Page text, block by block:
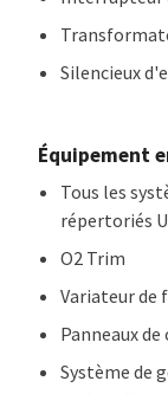
Silencieux
Équipement
Tous les
répertoriés
O2 Trim
Variateur de
Panneaux
Système de